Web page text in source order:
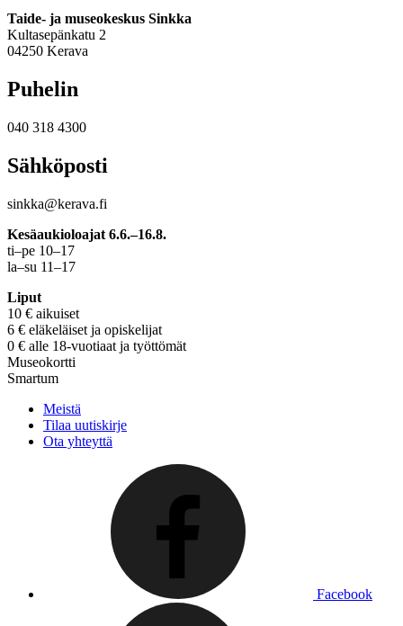
Taide- ja museokeskus Sinkka
Kultasepänkatu 2
04250 Kerava
Puhelin
040 318 4300
Sähköposti
sinkka@kerava.fi
Kesäaukioloajat 6.6.–16.8.
ti–pe 10–17
la–su 11–17
Liput
10 € aikuiset
6 € eläkeläiset ja opiskelijat
0 € alle 18-vuotiaat ja työttömät
Museokortti
Smartum
Meistä
Tilaa uutiskirje
Ota yhteyttä
Facebook